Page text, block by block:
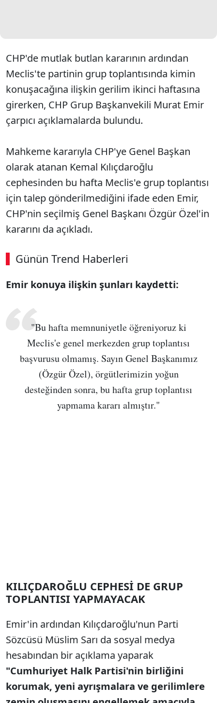
CHP'de mutlak butlan kararının ardından
Meclis'te partinin grup toplantısında kimin
konuşacağına ilişkin gerilim ikinci haftasına
girerken, CHP Grup Başkanvekili Murat Emir
çarpıcı açıklamalarda bulundu.
Mahkeme kararıyla CHP'ye Genel Başkan
olarak atanan Kemal Kılıçdaroğlu
cephesinden bu hafta Meclis'e grup toplantısı
için talep gönderilmediğini ifade eden Emir,
CHP'nin seçilmiş Genel Başkanı Özgür Özel'in
kararını da açıkladı.
Günün Trend Haberleri
00:03 / 08:15
Emir konuya ilişkin şunları kaydetti:
"Bu hafta memnuniyetle öğreniyoruz ki
Meclis'e genel merkezden grup toplantısı
başvurusu olmamış. Sayın Genel Başkanımız
(Özgür Özel), örgütlerimizin yoğun
desteğinden sonra, bu hafta grup toplantısı
yapmama kararı almıştır."
KILIÇDAROĞLU CEPHESİ DE GRUP
TOPLANTISI YAPMAYACAK
Emir'in ardından Kılıçdaroğlu'nun Parti
Sözcüsü Müslim Sarı da sosyal medya
hesabından bir açıklama yaparak
"Cumhuriyet Halk Partisi'nin birliğini
korumak, yeni ayrışmalara ve gerilimlere